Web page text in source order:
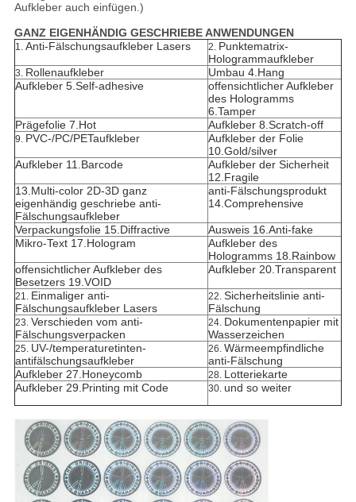
Aufkleber auch einfügen.)
GANZ EIGENHÄNDIG GESCHRIEBE ANWENDUNGEN
1. Anti-Fälschungsaufkleber Lasers 2. Punktematrix-
Hologrammaufkleber
3. Rollenaufkleber
Umbau 4.Hang
Aufkleber 5.Self-adhesive
offensichtlicher Aufkleber
des Hologramms
6.Tamper
Prägefolie 7.Hot
Aufkleber 8.Scratch-off
9. PVC-/PC/PETaufkleber
Aufkleber der Folie
10.Gold/silver
Aufkleber 11.Barcode
Aufkleber der Sicherheit
12.Fragile
13.Multi-color 2D-3D ganz
eigenhändig geschriebe anti-
Fälschungsaufkleber
anti-Fälschungsprodukt
14.Comprehensive
Verpackungsfolie 15.Diffractive
Ausweis 16.Anti-fake
Mikro-Text 17.Hologram
Aufkleber des
Hologramms 18.Rainbow
offensichtlicher Aufkleber des
Besetzers 19.VOID
Aufkleber 20.Transparent
21. Einmaliger anti-
Fälschungsaufkleber Lasers
22. Sicherheitslinie anti-
Fälschung
23. Verschieden vom anti-
Fälschungsverpacken
24. Dokumentenpapier mit
Wasserzeichen
25. UV-/temperaturetinten-
antifälschungsaufkleber
26. Wärmeempfindliche
anti-Fälschung
Aufkleber 27.Honeycomb
28. Lotteriekarte
Aufkleber 29.Printing mit Code
30. und so weiter